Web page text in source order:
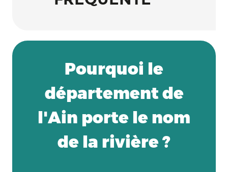
Pourquoi le
département de
l'Ain porte le nom
de la rivière ?